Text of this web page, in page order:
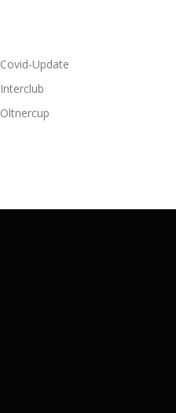
Covid-Update
Interclub
Oltnercup